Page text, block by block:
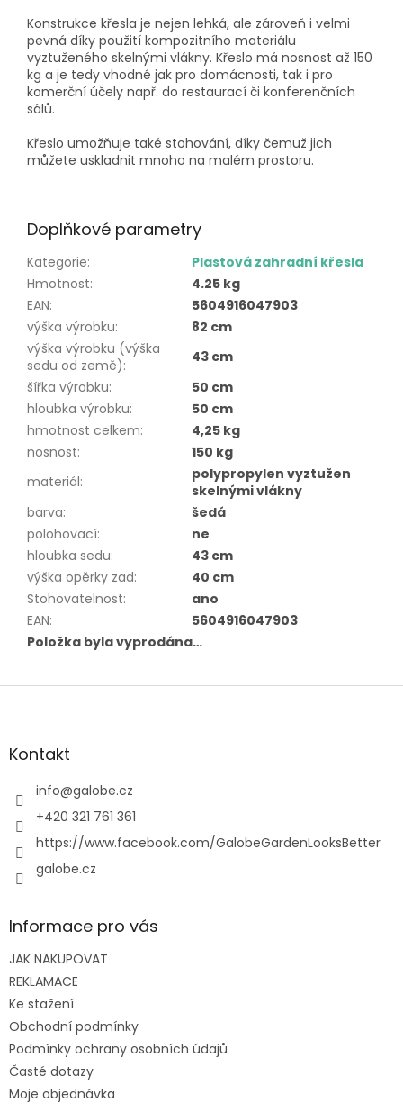
Konstrukce křesla je nejen lehká, ale zároveň i velmi
pevná díky použití kompozitního materiálu
vyztuženého skelnými vlákny. Křeslo má nosnost až 150
kg a je tedy vhodné jak pro domácnosti, tak i pro
komerční účely např. do restaurací či konferenčních
sálů.
Křeslo umožňuje také stohování, díky čemuž jich
můžete uskladnit mnoho na malém prostoru.
Doplňkové parametry
Kategorie:
Plastová zahradní křesla
Hmotnost:
4.25 kg
EAN:
5604916047903
výška výrobku:
82 cm
výška výrobku (výška
sedu od země):
43 cm
šířka výrobku:
50 cm
hloubka výrobku:
50 cm
hmotnost celkem:
4,25 kg
nosnost:
150 kg
materiál:
polypropylen vyztužen
skelnými vlákny
barva:
šedá
polohovací:
ne
hloubka sedu:
43 cm
výška opěrky zad:
40 cm
Stohovatelnost:
ano
EAN:
5604916047903
Položka byla vyprodána…
Z
aKontakt
info@galobe.cz
+420 321 761 361
https://www.facebook.com/GalobeGardenLooksBetter
galobe.cz
Informace pro vás
JAK NAKUPOVAT
REKLAMACE
Ke stažení
Obchodní podmínky
Podmínky ochrany osobních údajů
Časté dotazy
Moje objednávka